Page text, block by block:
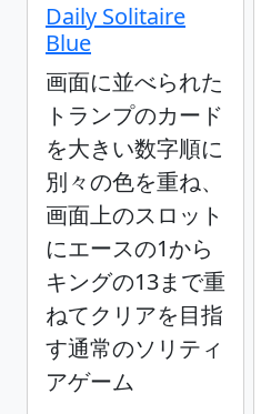
Daily Solitaire
Blue
画面に並べられた
トランプのカード
を大きい数字順に
別々の色を重ね、
画面上のスロット
にエースの1から
キングの13まで重
ねてクリアを目指
す通常のソリティ
アゲーム